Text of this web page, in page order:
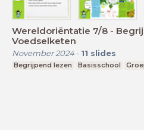
Wereldoriëntatie 7/8 -
Voedselketen
November 2024- 11 slides
Begrijpend lezen Basisschool